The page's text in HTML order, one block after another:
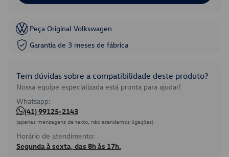
Peça Original Volkswagen
Garantia de 3 meses de fábrica
Tem dúvidas sobre a compatibilidade deste produto?
Nossa equipe especializada está pronta para ajudar!
Whatsapp:
(41) 99125-2143
(apenas mensagens de texto, não atendemos ligações)
Horário de atendimento:
Segunda à sexta, das 8h às 17h.